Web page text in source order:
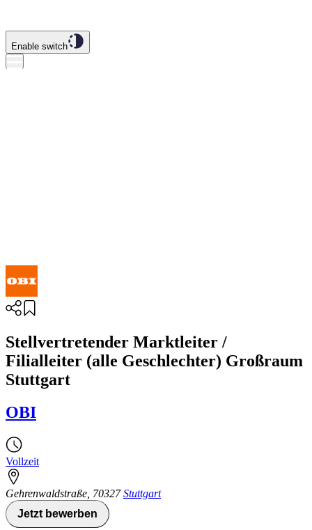
Enable switch
Stellvertretender Marktleiter /
Filialleiter (alle Geschlechter) Großraum
Stuttgart
OBI
Vollzeit
Gehrenwaldstraße 70327Stuttgart
Jetzt bewerben